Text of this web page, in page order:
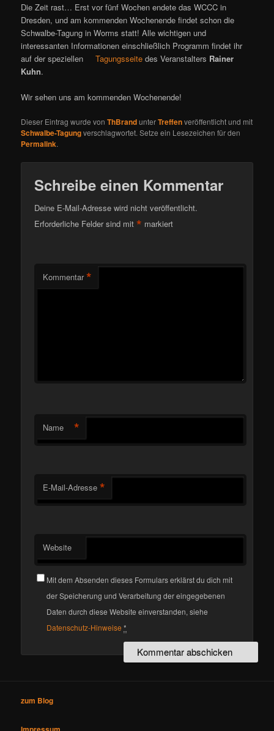
a
v
i
g
a
t
o
Die Zeit rast… Erst vor fünf Wochen endete das WCCC in
Dresden, und am kommenden Wochenende findet schon die
Schwalbe-Tagung in Worms statt! Alle wichtigen und
interessanten Informationen einschließlich Programm findet ihr
auf der speziellen
Tagungsseite des Veranstalters Rainer
Kuhn.
Wir sehen uns am kommenden Wochenende!
Dieser Eintrag wurde vonThBrandunterTreffenveröffentlicht und mit
Schwalbe-Tagungverschlagwortet. Setze ein Lesezeichen für den
Permalink.
Schreibe einen Kommentar
Deine E-Mail-Adresse wird nicht veröffentlicht.
Erforderliche Felder sind mit* markiert
Kommentar *
Name *
E-Mail-Adresse *
Website
Mit dem Absenden dieses Formulars erklärst du dich mit
der Speicherung und Verarbeitung der eingegebenen
Daten durch diese Website einverstanden, siehe
Datenschutz-Hinweise *
zum Blog